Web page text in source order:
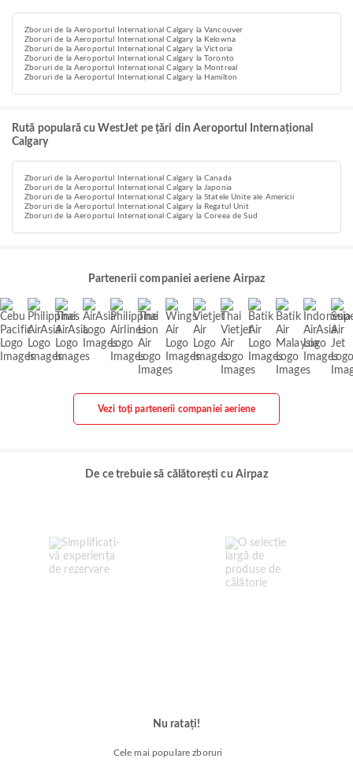
Zboruri de la Aeroportul Internațional Calgary la Vancouver
Zboruri de la Aeroportul Internațional Calgary la Kelowna
Zboruri de la Aeroportul Internațional Calgary la Victoria
Zboruri de la Aeroportul Internațional Calgary la Toronto
Zboruri de la Aeroportul Internațional Calgary la Montreal
Zboruri de la Aeroportul Internațional Calgary la Hamilton
Rută populară cu WestJet pe țări din Aeroportul Internațional
Calgary
Zboruri de la Aeroportul Internațional Calgary la Canada
Zboruri de la Aeroportul Internațional Calgary la Japonia
Zboruri de la Aeroportul Internațional Calgary la Statele Unite ale Americii
Zboruri de la Aeroportul Internațional Calgary la Regatul Unit
Zboruri de la Aeroportul Internațional Calgary la Coreea de Sud
Partenerii companiei aeriene Airpaz
Vezi toți partenerii companiei aeriene
De ce trebuie să călătorești cu Airpaz
Nu ratați!
Cele mai populare zboruri